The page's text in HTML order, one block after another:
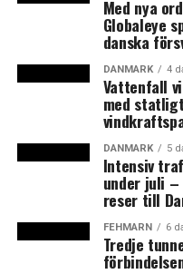
Blekinge Tekniska
Britt Andresen
Øresundsinstituttet),
(avdelningschef
SCB), Gudmundur
näringslivschef och
Näringsliv Skåne), Lena
samt Daniel Wiberg,
Samarbetspartners
är Sydsvenska
stad, Lunds kommun,
kommun samt
Med nya
Globaleye
danska
DANMARK 4
Vattenfall
med
DANMARK 5
Intensiv
under juli
reser till
FEHMARN 6
Tredje